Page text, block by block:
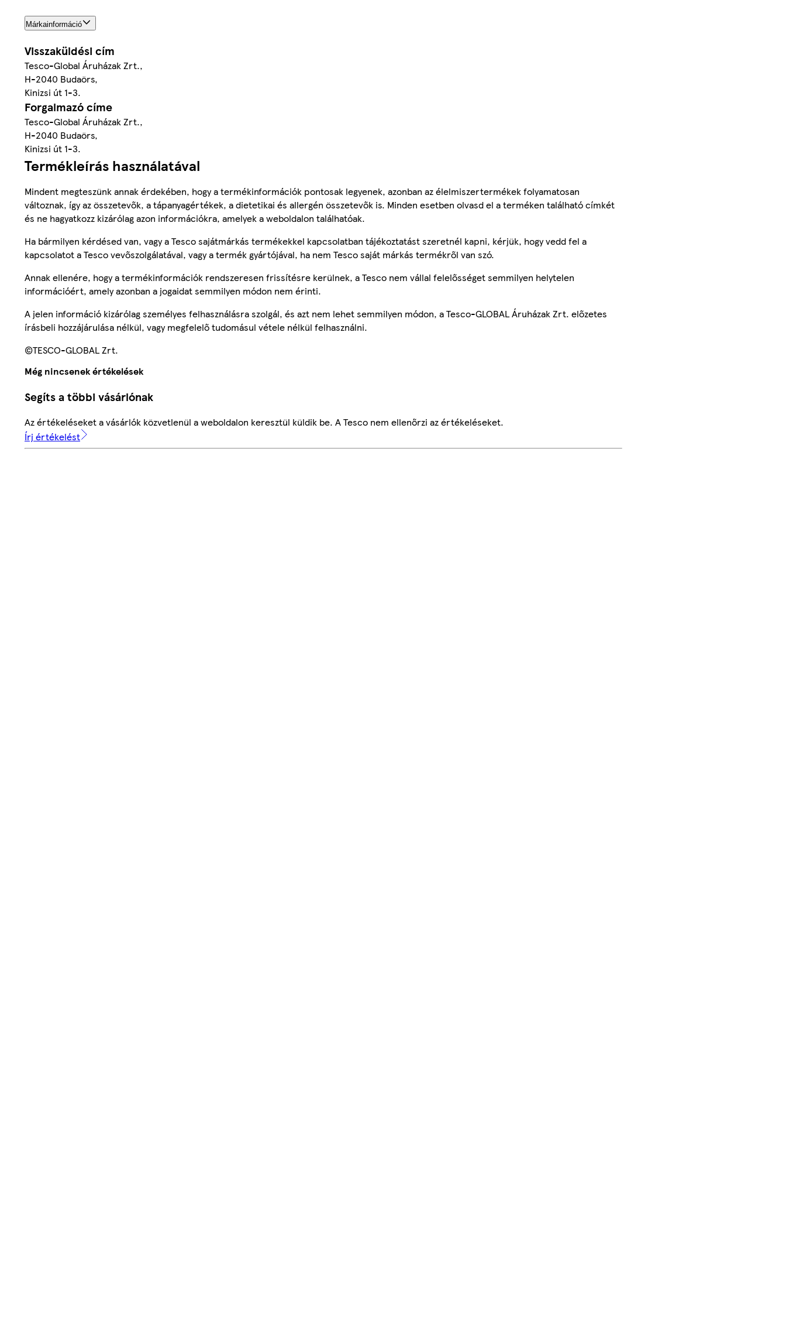
Márkainformáció
Visszaküldési cím
Tesco-Global Áruházak Zrt.,
H-2040 Budaörs,
Kinizsi út 1-3.
Forgalmazó címe
Tesco-Global Áruházak Zrt.,
H-2040 Budaörs,
Kinizsi út 1-3.
Termékleírás használatával
Mindent megteszünk annak érdekében, hogy a termékinformációk pontosak legyenek, azonban az élelmiszertermékek folyamatosan
változnak, így az összetevők, a tápanyagértékek, a dietetikai és allergén összetevők is. Minden esetben olvasd el a terméken található címkét
és ne hagyatkozz kizárólag azon információkra, amelyek a weboldalon találhatóak.
Ha bármilyen kérdésed van, vagy a Tesco sajátmárkás termékekkel kapcsolatban tájékoztatást szeretnél kapni, kérjük, hogy vedd fel a
kapcsolatot a Tesco vevőszolgálatával, vagy a termék gyártójával, ha nem Tesco saját márkás termékről van szó.
Annak ellenére, hogy a termékinformációk rendszeresen frissítésre kerülnek, a Tesco nem vállal felelősséget semmilyen helytelen
információért, amely azonban a jogaidat semmilyen módon nem érinti.
A jelen információ kizárólag személyes felhasználásra szolgál, és azt nem lehet semmilyen módon, a Tesco-GLOBAL Áruházak Zrt. előzetes
írásbeli hozzájárulása nélkül, vagy megfelelő tudomásul vétele nélkül felhasználni.
©TESCO-GLOBAL Zrt.
Még nincsenek értékelések
Segíts a többi vásárlónak
Az értékeléseket a vásárlók közvetlenül a weboldalon keresztül küldik be. A Tesco nem ellenőrzi az értékeléseket.
Írj értékelést